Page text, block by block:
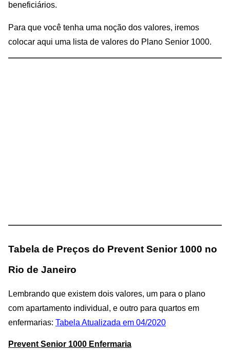
beneficiários.
Para que você tenha uma noção dos valores, iremos
colocar aqui uma lista de valores do Plano Senior 1000.
Tabela de Preços do Prevent Senior 1000 no
Rio de Janeiro
Lembrando que existem dois valores, um para o plano
com apartamento individual, e outro para quartos em
enfermarias: Tabela Atualizada em 04/2020
Prevent Senior 1000 Enfermaria